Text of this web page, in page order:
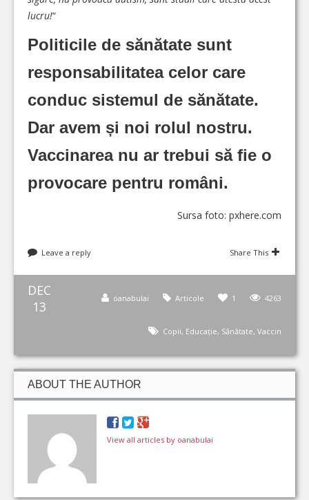
lucru!“
Politicile de sănătate sunt
responsabilitatea celor care
conduc sistemul de sănătate.
Dar avem și noi rolul nostru.
Vaccinarea nu ar trebui să fie o
provocare pentru români.
Sursa foto: pxhere.com
Leave a reply Share This
DEC
13
4263
1
Articole
oanabulai
Copii, Educație, Sănătate, Vaccin
ABOUT THE AUTHOR
View all articles by oanabulai